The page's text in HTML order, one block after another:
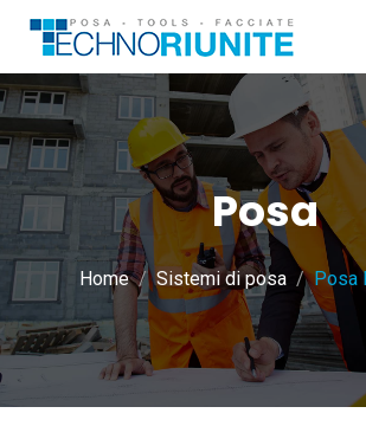
Posa
Home Sistemi di posa Posa